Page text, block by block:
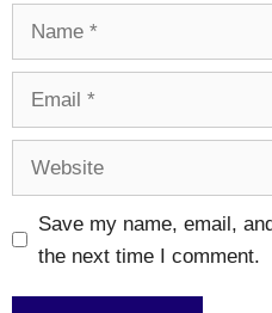
Save my name, email,
the next time I comment.